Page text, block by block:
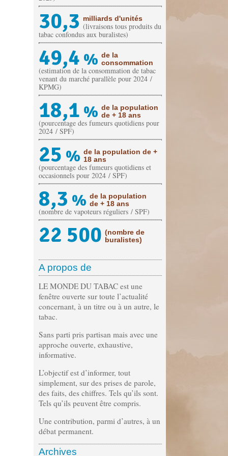
30,3 milliards d'unités
(livraisons tous produits du
tabac confondus aux buralistes)
49,4 % de la
consommation
(estimation de la consommation de tabac
venant du marché parallèle pour 2024 /
KPMG)
18,1 % de la population
de + 18 ans
(pourcentage des fumeurs quotidiens pour
2024 / SPF)
25 % de la population de +
18 ans
(pourcentage des fumeurs quotidiens et
occasionnels pour 2024 / SPF)
8,3 % de la population
de + 18 ans
(nombre de vapoteurs réguliers / SPF)
22 500 (nombre de
buralistes)
A propos de
LE MONDE DU TABAC est une
fenêtre ouverte sur toute l’actualité
concernant, à un titre ou à un autre, le
tabac.
Sans parti pris partisan mais avec une
approche ouverte, exhaustive,
informative.
L’objectif est d’informer, tout
simplement, sur des prises de parole,
des faits, des chiffres. Tels qu’ils sont.
Tels qu’ils peuvent être compris.
Une contribution, parmi d’autres, à un
débat permanent.
Archives